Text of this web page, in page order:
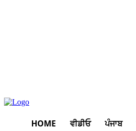
HOME ਵੀਡੀਓ ਪੰਜਾਬ